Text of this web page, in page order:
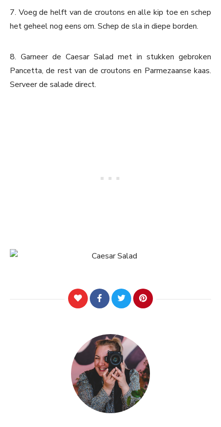
7. Voeg de helft van de croutons en alle kip toe en schep
het geheel nog eens om. Schep de sla in diepe borden.
8. Garneer de Caesar Salad met in stukken gebroken
Pancetta, de rest van de croutons en Parmezaanse kaas.
Serveer de salade direct.